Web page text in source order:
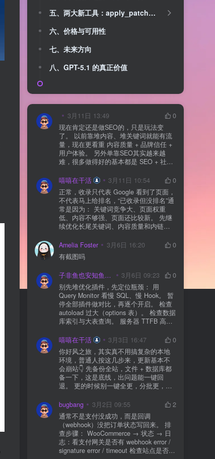
五、两大新工具：apply_patch 与 Shell
六、价格与可用性
七、未来方向
八、GPT-5.1 的真正价值
3月11日 13:49
0
现在肯定还是做SEO的，只是玩法变
了。 以前靠堆内容、堆关键词就能有流
量，现在更看重 内容质量 + 品牌信任 +
用户体验。 另外单靠SEO其实越来越
难，很多做得好的基本都是 SEO + 社媒
质还是一个长期获客渠道，但不能再当
成唯一渠道了。
嘻嘻在干活 3月11日 10:54
0
正常，收录只代表 Google 看到了页面，
不代表马上给排名，“已收录但没排名”通
常是因为： 关键词竞争大、页面权重
低、内容不够强、页面还比较新。 先继
续优化长尾关键词、内容质量和内链，
Amelia Foster
3月6日 16:20
0
有截图吗
子非鱼也安知鱼之乐 3月6日 09:23
0
别先堆优化插件，先定位瓶颈： 用
Query Monitor 看慢 SQL、慢 Hook。 暂
停全部插件做对比，再逐个开启。 检查
autoload 过大（options 表）。 检查数据
库索引与大表查询。 服务器 TTFB 高就
嘻嘻在干活
3月3日 16:47
0
你好风之旅，其实真不用搞复杂的本地
环境，普通人按这几步来，更新基本不
会崩站👇 先备份全站，文件 + 数据库都
备一下，这是底线，出问题能一键回
退。 更的时候别一键全更，分批更，先
立刻清缓存，去前台检查首页、文章
页、按钮、表单这些关键位置。 最好再
装个支持版本回滚的插件，万一崩了，
一秒切回旧版。 总结来说：先备份、分
批更、更完查、留退路，稳得很✅😎希望
能帮到你
bugbang 3月2日 09:55
2
通常不是支付没成功，而是回调
（webhook）没把订单状态写回来。 排
查步骤： WooCommerce → 状态 → 日
志：看支付网关是否有 webhook error /
signature error / timeout 检查站点是否被